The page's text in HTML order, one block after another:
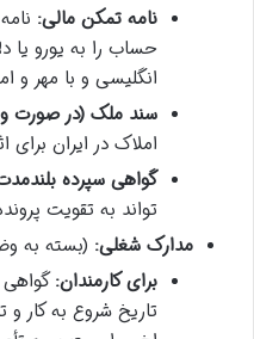
نامه تمکن مالی:
حساب را به یورو یا
انگلیسی و با مهر و
سند ملک (در صورت
املاک در ایران برای
گواهی سپرده
تواند به تقویت
مدارک شغلی: (بسته به
برای کارمندان: گواهی